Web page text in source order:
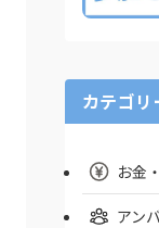
カテゴリ
お金
アン